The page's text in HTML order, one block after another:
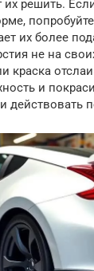
их решить.
их более
не на
краска
и
действовать